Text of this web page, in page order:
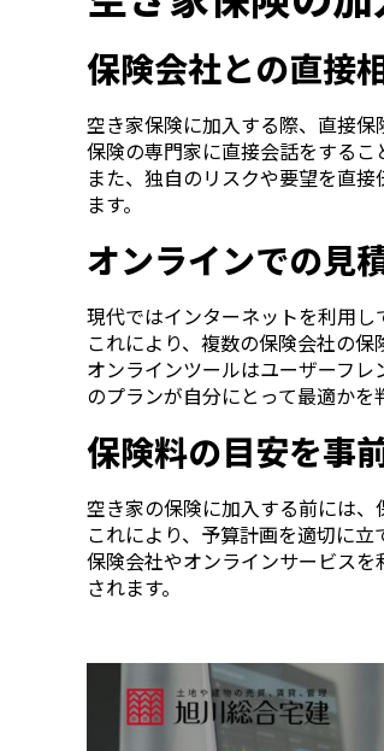
保険会社との直接
空き家保険に加入する際、直接保
保険の専門家に直接会話をするこ
また、独自のリスクや要望を直
ます。
オンラインでの見
現代ではインターネットを利用し
これにより、複数の保険会社の保
オンラインツールはユーザーフ
のプランが自分にとって最適かを
保険料の目安を事
空き家の保険に加入する前には、
これにより、予算計画を適切に立
保険会社やオンラインサービス
されます。